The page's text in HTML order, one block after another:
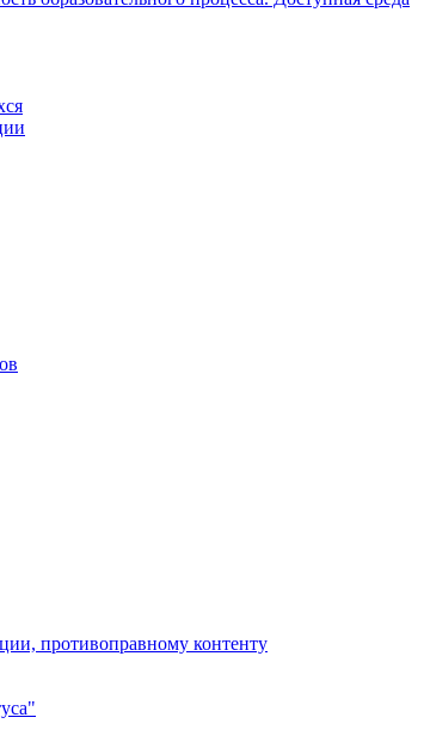
противоправному контенту